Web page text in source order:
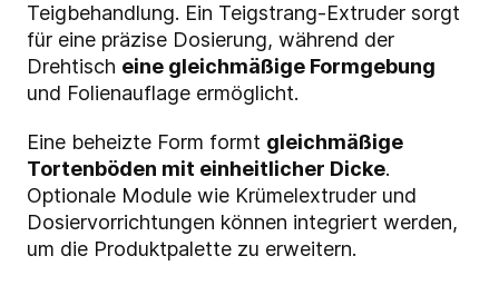
Teigbehandlung. Ein Teigstrang-Extruder sorgt
für eine präzise Dosierung, während der
Drehtisch eine gleichmäßige Formgebung
und Folienauflage ermöglicht.
Eine beheizte Form formt gleichmäßige
Tortenböden mit einheitlicher Dicke.
Optionale Module wie Krümelextruder und
Dosiervorrichtungen können integriert werden,
um die Produktpalette zu erweitern.